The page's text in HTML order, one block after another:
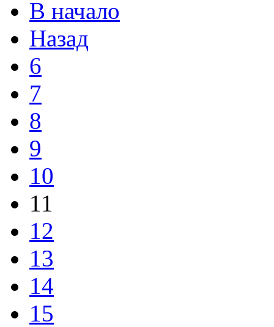
В начало
Назад
6
7
8
9
10
11
12
13
14
15